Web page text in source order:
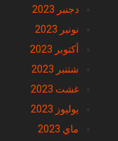
دجنبر 2023
نونبر 2023
أكتوبر 2023
شتنبر 2023
غشت 2023
يوليوز 2023
ماي 2023